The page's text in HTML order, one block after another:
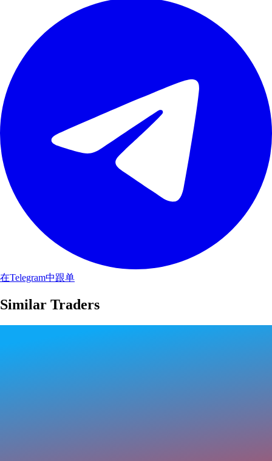
在Telegram中跟单
Similar Traders